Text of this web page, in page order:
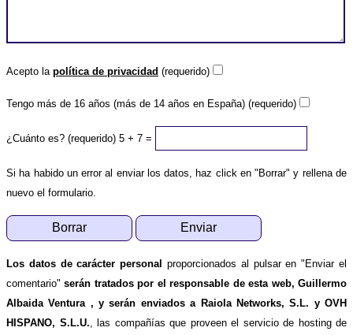
Acepto la política de privacidad (requerido)
Tengo más de 16 años (más de 14 años en España) (requerido)
¿Cuánto es? (requerido) 5 + 7 =
Si ha habido un error al enviar los datos, haz click en "Borrar" y rellena de
nuevo el formulario.
Los datos de carácter personal
proporcionados al pulsar en "Enviar el
comentario"serán tratados por el responsable de esta web, Guillermo
Albaida Ventura , y serán enviados a Raiola Networks, S.L. y OVH
HISPANO, S.L.U. , las compañías que proveen el servicio de hosting de